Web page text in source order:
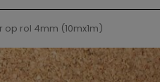
op rol 4mm (10mx1m)